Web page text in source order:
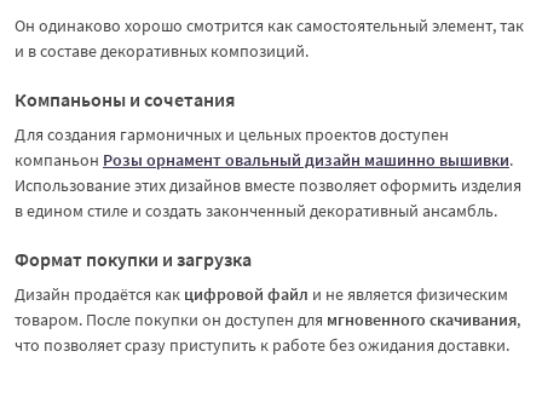
Он одинаково хорошо смотрится как самостоятельный элемент, так
и в составе декоративных композиций.
Компаньоны и сочетания
Для создания гармоничных и цельных проектов доступен
компаньон Розы орнамент овальный дизайн машинно вышивки.
Использование этих дизайнов вместе позволяет оформить изделия
в едином стиле и создать законченный декоративный ансамбль.
Формат покупки и загрузка
Дизайн продаётся как цифровой файл и не является физическим
товаром. После покупки он доступен для мгновенного скачивания,
что позволяет сразу приступить к работе без ожидания доставки.